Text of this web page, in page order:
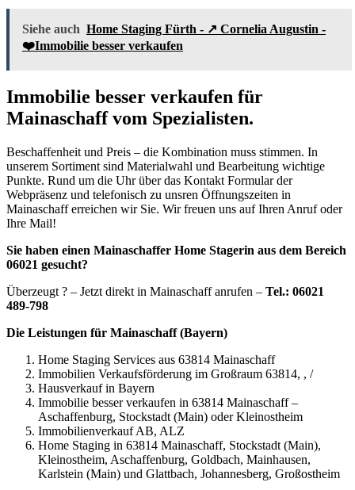
Siehe auch Home Staging Fürth - ↗️ Cornelia Augustin -
❤️Immobilie besser verkaufen
Immobilie besser verkaufen für
Mainaschaff vom Spezialisten.
Beschaffenheit und Preis – die Kombination muss stimmen. In
unserem Sortiment sind Materialwahl und Bearbeitung wichtige
Punkte. Rund um die Uhr über das Kontakt Formular der
Webpräsenz und telefonisch zu unsren Öffnungszeiten in
Mainaschaff erreichen wir Sie. Wir freuen uns auf Ihren Anruf oder
Ihre Mail!
Sie haben einen Mainaschaffer Home Stagerin aus dem Bereich
06021 gesucht?
Überzeugt ? – Jetzt direkt in Mainaschaff anrufen – Tel.: 06021
489-798
Die Leistungen für Mainaschaff (Bayern)
Home Staging Services aus 63814 Mainaschaff
Immobilien Verkaufsförderung im Großraum 63814, , /
Hausverkauf in Bayern
Immobilie besser verkaufen in 63814 Mainaschaff –
Aschaffenburg, Stockstadt (Main) oder Kleinostheim
Immobilienverkauf AB, ALZ
Home Staging in 63814 Mainaschaff, Stockstadt (Main),
Kleinostheim, Aschaffenburg, Goldbach, Mainhausen,
Karlstein (Main) und Glattbach, Johannesberg, Großostheim